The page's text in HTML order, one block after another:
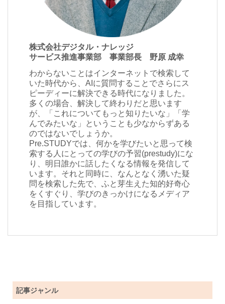
株式会社デジタル・ナレッジ
サービス推進事業部 事業部長 野原 成幸
わからないことはインターネットで検索して
いた時代から、AIに質問することでさらにス
ピーディーに解決できる時代になりました。
多くの場合、解決して終わりだと思います
が、「これについてもっと知りたいな」「学
んでみたいな」ということも少なからずある
のではないでしょうか。
Pre.STUDYでは、何かを学びたいと思って検
索する人にとっての学びの予習(prestudy)にな
り、明日誰かに話したくなる情報を発信して
います。それと同時に、なんとなく湧いた疑
問を検索した先で、ふと芽生えた知的好奇心
をくすぐり、学びのきっかけになるメディア
を目指しています。
記事ジャンル